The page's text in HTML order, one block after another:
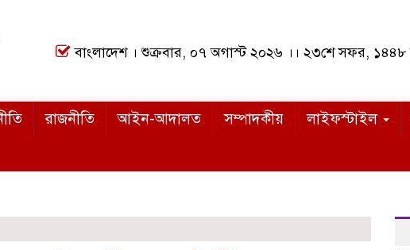
বাংলাদেশ । শুক্রবার, ০৭ অগাস্ট ২০২৬ ।। ২৩শে সফর, ১৪৪৮
রাজনীতি আইন-আদালত সম্পাদকীয় লাইফস্টাইল